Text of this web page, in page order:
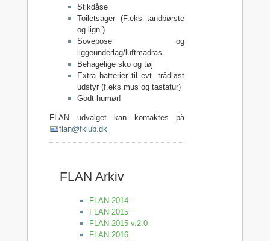
Stikdåse
Toiletsager (F.eks tandbørste
og lign.)
Sovepose og
liggeunderlag/luftmadras
Behagelige sko og tøj
Extra batterier til evt. trådløst
udstyr (f.eks mus og tastatur)
Godt humør!
FLAN udvalget kan kontaktes på
flan@fklub.dk
FLAN Arkiv
FLAN 2014
FLAN 2015
FLAN 2015 v.2.0
FLAN 2016